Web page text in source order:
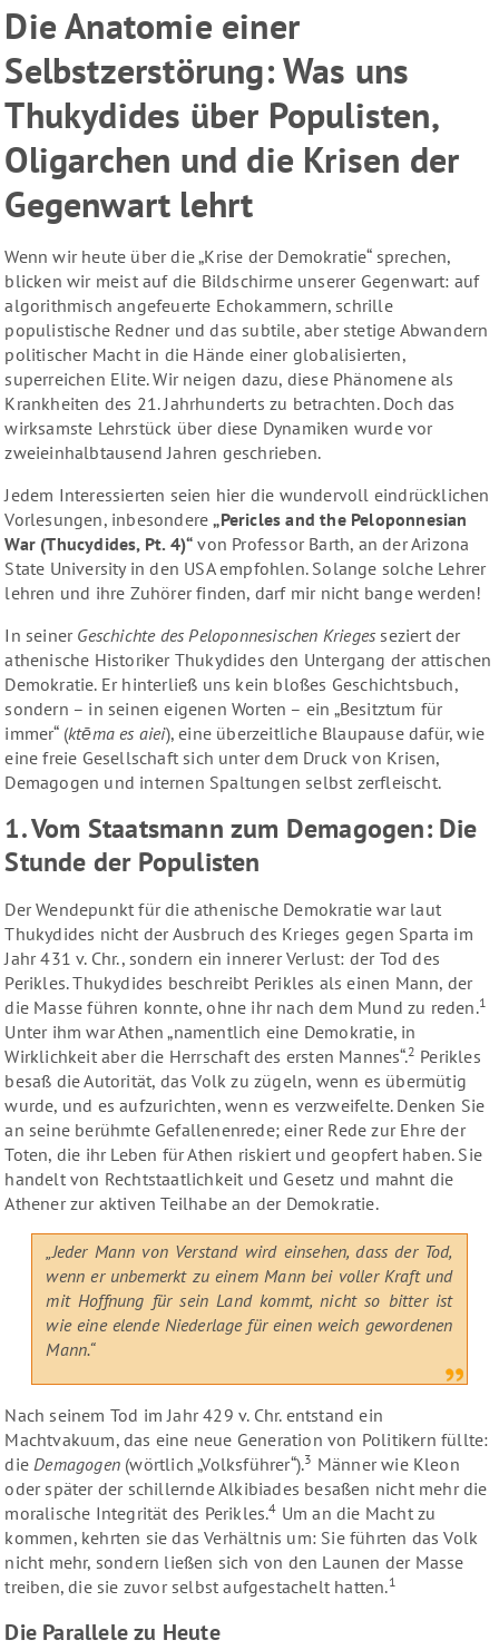
Die Anatomie einer
Selbstzerstörung: Was uns
Thukydides über Populisten,
Oligarchen und die Krisen der
Gegenwart lehrt
Wenn wir heute über die „Krise der Demokratie“ sprechen,
blicken wir meist auf die Bildschirme unserer Gegenwart: auf
algorithmisch angefeuerte Echokammern, schrille
populistische Redner und das subtile, aber stetige Abwandern
politischer Macht in die Hände einer globalisierten,
superreichen Elite. Wir neigen dazu, diese Phänomene als
Krankheiten des 21. Jahrhunderts zu betrachten. Doch das
wirksamste Lehrstück über diese Dynamiken wurde vor
zweieinhalbtausend Jahren geschrieben.
Jedem Interessierten seien hier die wundervoll eindrücklichen
Vorlesungen, inbesondere„Pericles and the Peloponnesian
War (Thucydides, Pt. 4)“ von Professor Barth, an der Arizona
State University in den USA empfohlen. Solange solche Lehrer
lehren und ihre Zuhörer finden, darf mir nicht bange werden!
In seiner Geschichte des Peloponnesischen Krieges seziert der
athenische Historiker Thukydides den Untergang der attischen
Demokratie. Er hinterließ uns kein bloßes Geschichtsbuch,
sondern – in seinen eigenen Worten – ein „Besitztum für
immer“ (ktēma es aiei), eine überzeitliche Blaupause dafür, wie
eine freie Gesellschaft sich unter dem Druck von Krisen,
Demagogen und internen Spaltungen selbst zerfleischt.
1. Vom Staatsmann zum Demagogen: Die
Stunde der Populisten
Der Wendepunkt für die athenische Demokratie war laut
Thukydides nicht der Ausbruch des Krieges gegen Sparta im
Jahr 431 v. Chr., sondern ein innerer Verlust: der Tod des
Perikles. Thukydides beschreibt Perikles als einen Mann, der
die Masse führen konnte, ohne ihr nach dem Mund zu reden.1
Unter ihm war Athen „namentlich eine Demokratie, in
Wirklichkeit aber die Herrschaft des ersten Mannes“.2 Perikles
besaß die Autorität, das Volk zu zügeln, wenn es übermütig
wurde, und es aufzurichten, wenn es verzweifelte. Denken Sie
an seine berühmte Gefallenenrede; einer Rede zur Ehre der
Toten, die ihr Leben für Athen riskiert und geopfert haben. Sie
handelt von Rechtstaatlichkeit und Gesetz und mahnt die
Athener zur aktiven Teilhabe an der Demokratie.
„Jeder Mann von Verstand wird einsehen, dass der Tod,
wenn er unbemerkt zu einem Mann bei voller Kraft und
mit Hoffnung für sein Land kommt, nicht so bitter ist
wie eine elende Niederlage für einen weich gewordenen
Mann.“
Nach seinem Tod im Jahr 429 v. Chr. entstand ein
Machtvakuum, das eine neue Generation von Politikern füllte:
die Demagogen (wörtlich „Volksführer“).3 Männer wie Kleon
oder später der schillernde Alkibiades besaßen nicht mehr die
moralische Integrität des Perikles.4 Um an die Macht zu
kommen, kehrten sie das Verhältnis um: Sie führten das Volk
nicht mehr, sondern ließen sich von den Launen der Masse
treiben, die sie zuvor selbst aufgestachelt hatten.1
Die Parallele zu Heute